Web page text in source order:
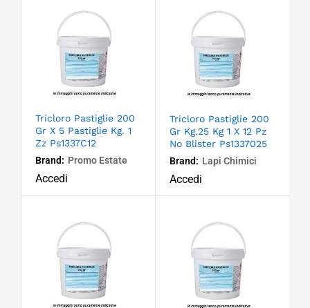
Tricloro Pastiglie 200
Gr X 5 Pastiglie Kg. 1
Zz Ps1337C12
Brand: Promo Estate
Accedi
Tricloro Pastiglie 200
Gr Kg.25 Kg 1 X 12 Pz
No Blister Ps1337025
Brand: Lapi Chimici
Accedi